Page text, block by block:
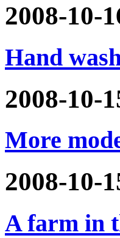
2008-10-
Hand
2008-10-
More
2008-10-
A farm in